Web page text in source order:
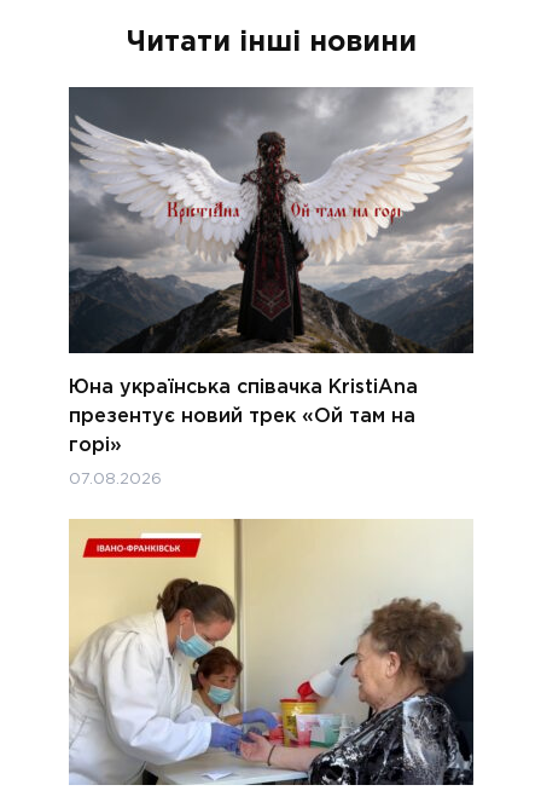
Читати інші новини
Юна українська співачка KristiAna
презентує новий трек «Ой там на
горі»
07.08.2026